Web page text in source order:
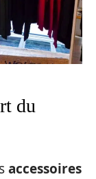
du
accessoires